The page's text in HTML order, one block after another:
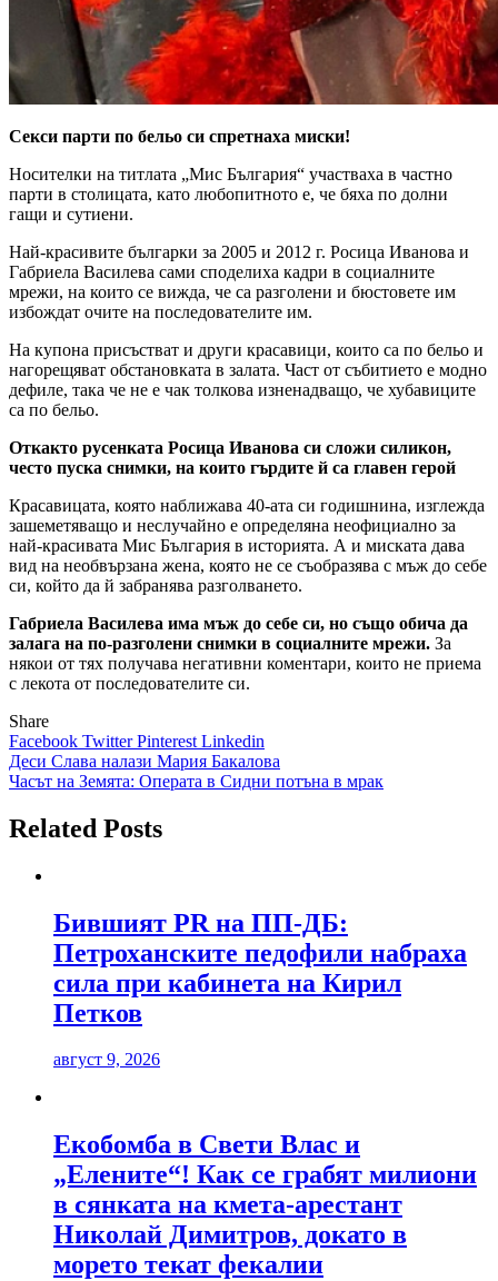
Секси парти по бельо си спретнаха миски!
Носителки на титлата „Мис България“ участваха в частно
парти в столицата, като любопитното е, че бяха по долни
гащи и сутиени.
Най-красивите българки за 2005 и 2012 г. Росица Иванова и
Габриела Василева сами споделиха кадри в социалните
мрежи, на които се вижда, че са разголени и бюстовете им
избождат очите на последователите им.
На купона присъстват и други красавици, които са по бельо и
нагорещяват обстановката в залата. Част от събитието е модно
дефиле, така че не е чак толкова изненадващо, че хубавиците
са по бельо.
Откакто русенката Росица Иванова си сложи силикон,
често пуска снимки, на които гърдите й са главен герой
Красавицата, която наближава 40-ата си годишнина, изглежда
зашеметяващо и неслучайно е определяна неофициално за
най-красивата Мис България в историята. А и миската дава
вид на необвързана жена, която не се съобразява с мъж до себе
си, който да й забранява разголването.
Габриела Василева има мъж до себе си, но също обича да
залага на по-разголени снимки в социалните мрежи. За
някои от тях получава негативни коментари, които не приема
с лекота от последователите си.
Share
Facebook TwitterPinterest Linkedin
Навигация
Деси Слава налази Мария Бакалова
Часът на Земята: Операта в Сидни потъна в мрак
Related Posts
Бившият PR на ПП-ДБ:
Петроханските педофили набраха
сила при кабинета на Кирил
Петков
август 9, 2026
Екобомба в Свети Влас и
„Елените“! Как се грабят милиони
в сянката на кмета-арестант
Николай Димитров, докато в
морето текат фекалии